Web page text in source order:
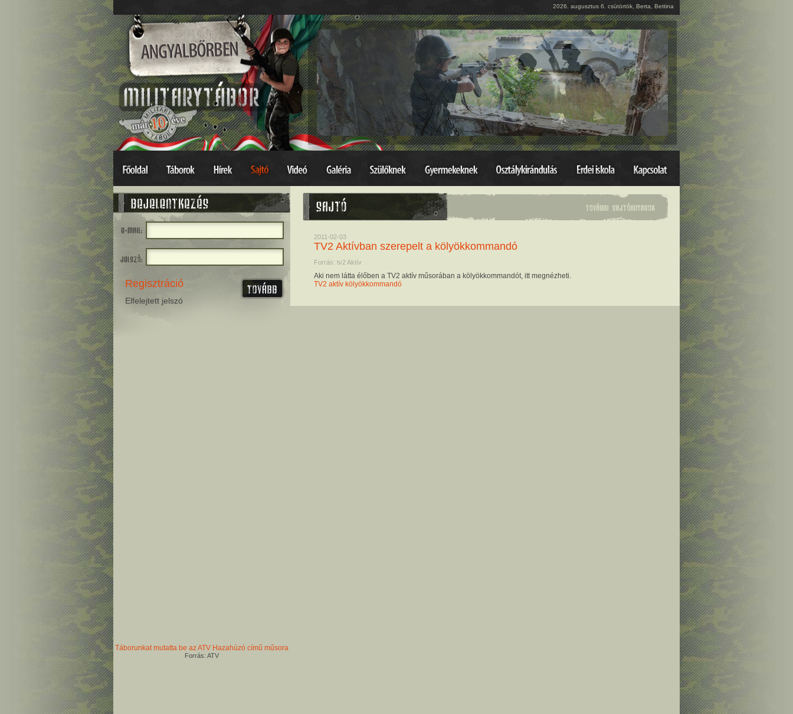
2026. augusztus 6. csütörtök, Berta, Bettina
Regisztráció
Elfelejtett jelszó
Táborunkat mutatta be az ATV Hazahúzó című műsora
Forrás: ATV
2011-02-03
TV2 Aktívban szerepelt a kölyökkommandó
Forrás: tv2 Aktív
Aki nem látta élőben a TV2 aktív műsorában a kölyökkommandót, itt megnézheti.
TV2 aktív kölyökkommandó